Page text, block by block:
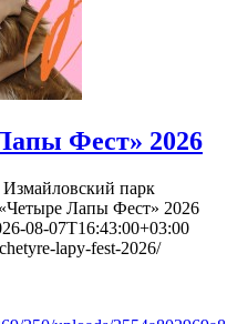
Фест» 2026
Измайловский парк
Лапы Фест» 2026
08-07T16:43:00+03:00
lapy-fest-2026/